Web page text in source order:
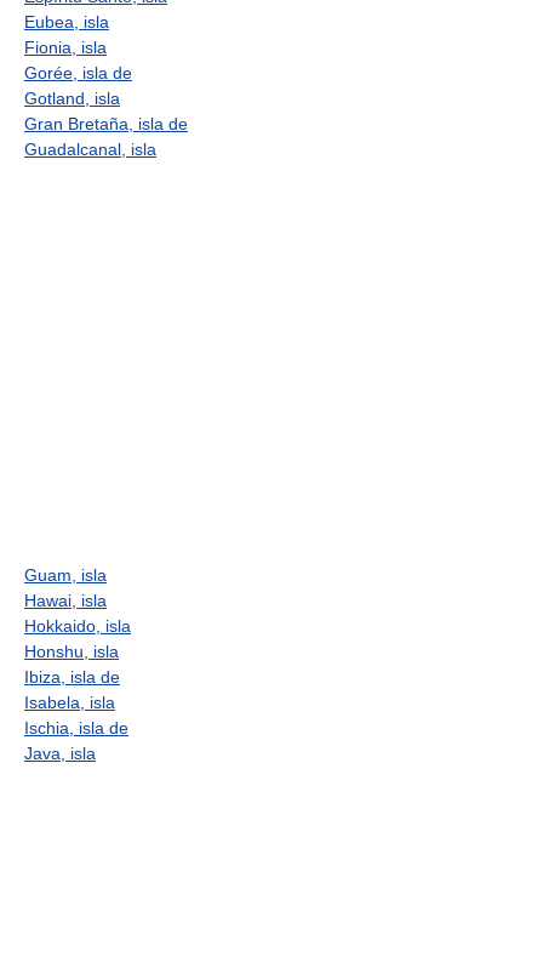
Eubea, isla
Fionia, isla
Gorée, isla de
Gotland, isla
Gran Bretaña, isla de
Guadalcanal, isla
Guam, isla
Hawai, isla
Hokkaido, isla
Honshu, isla
Ibiza, isla de
Isabela, isla
Ischia, isla de
Java, isla